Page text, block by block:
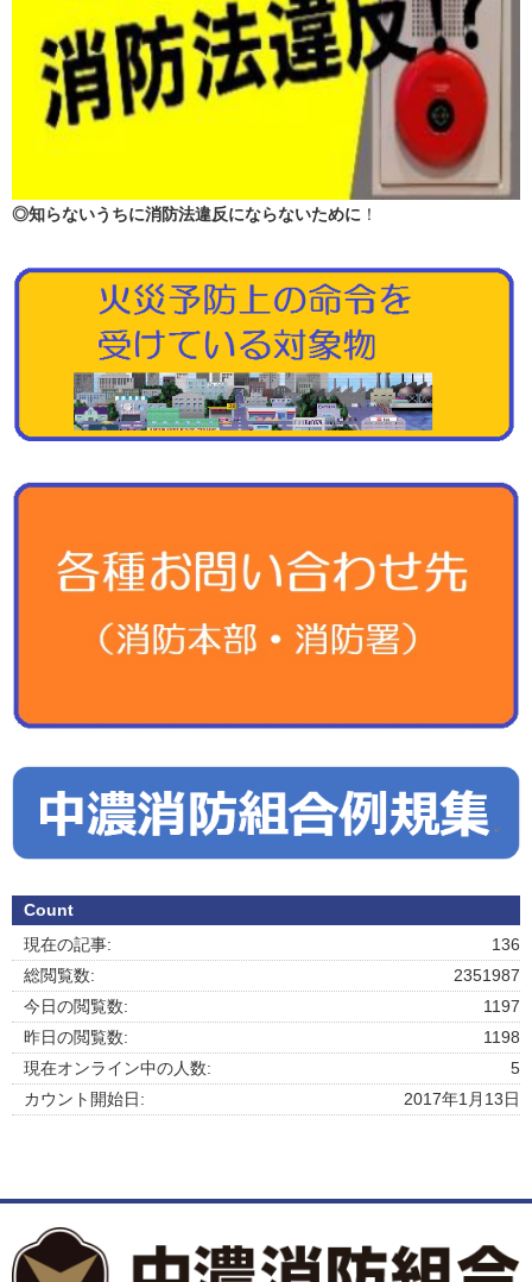
◎知らないうちに消防法違反にならないために ！
Count
136
現在の記事:
2351987
総閲覧数:
1197
今日の閲覧数:
1198
昨日の閲覧数:
5
現在オンライン中の人数:
2017年1月13日
カウント開始日: